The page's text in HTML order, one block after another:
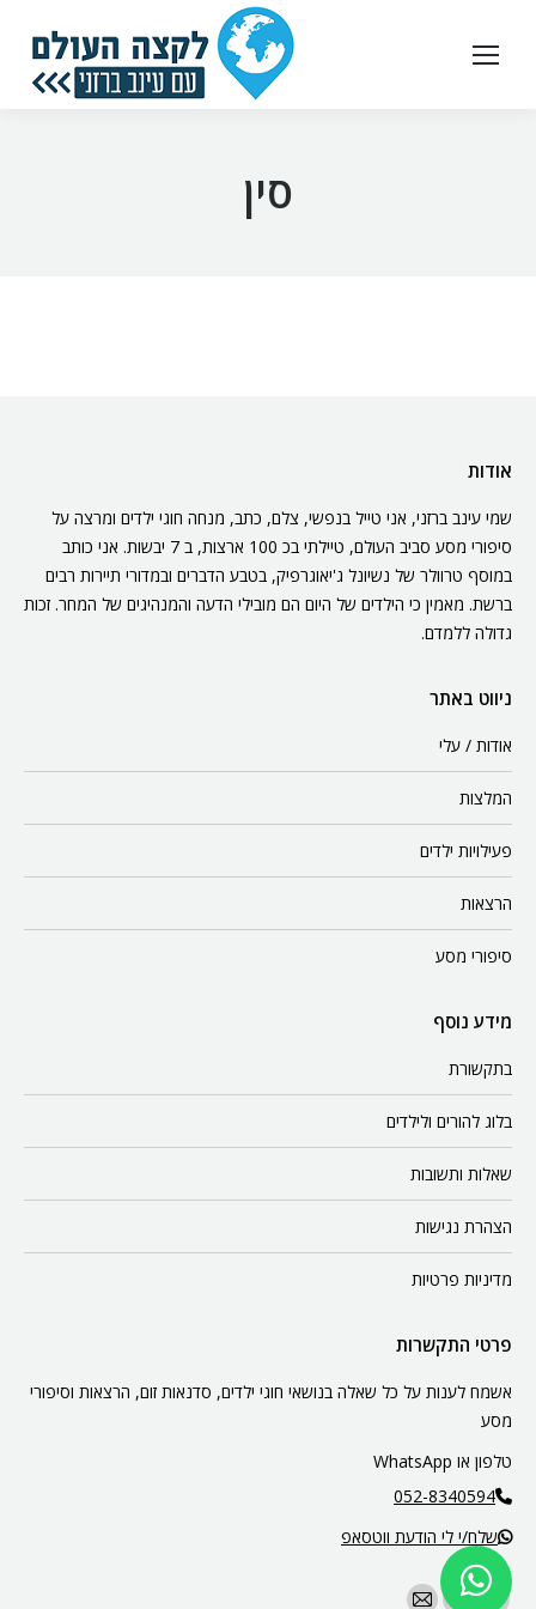
סין
אודות
שמי עינב ברזני, אני טייל בנפשי, צלם, כתב, מנחה חוגי ילדים ומרצה על
סיפורי מסע סביב העולם, טיילתי בכ 100 ארצות, ב 7 יבשות. אני כותב
במוסף טרוולר של נשיונל ג'יאוגרפיק, בטבע הדברים ובמדורי תיירות רבים
ברשת. מאמין כי הילדים של היום הם מובילי הדעה והמנהיגים של המחר. זכות
גדולה ללמדם.
ניווט באתר
אודות / עלי
המלצות
פעילויות ילדים
הרצאות
סיפורי מסע
מידע נוסף
בתקשורת
בלוג להורים ולילדים
שאלות ותשובות
הצהרת נגישות
מדיניות פרטיות
פרטי התקשרות
אשמח לענות על כל שאלה בנושאי חוגי ילדים, סדנאות זום, הרצאות וסיפורי
מסע
טלפון או WhatsApp
052-8340594
שלח/י לי הודעת ווטסאפ
Find us on: